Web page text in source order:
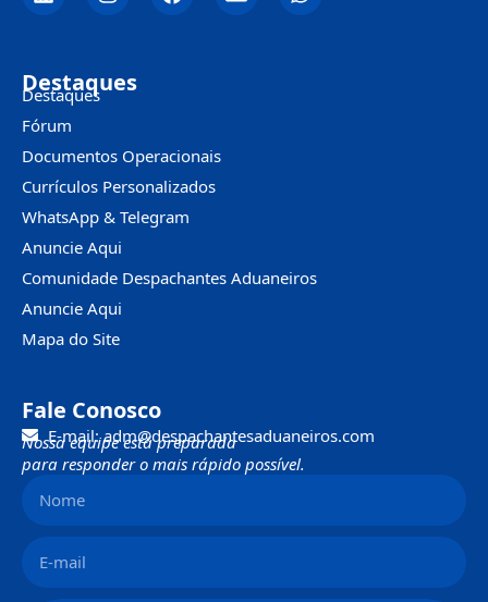
Destaques
Destaques
Fórum
Documentos Operacionais
Currículos Personalizados
WhatsApp & Telegram
Anuncie Aqui
Comunidade Despachantes Aduaneiros
Anuncie Aqui
Mapa do Site
Fale Conosco
E-mail: adm@despachantesaduaneiros.com
Nossa equipe está preparada
para responder o mais rápido possível.